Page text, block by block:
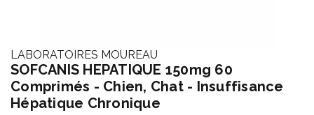
LABORATOIRES MOUREAU
SOFCANIS HEPATIQUE 150mg 60
Comprimés - Chien, Chat - Insuffisance
Hépatique Chronique